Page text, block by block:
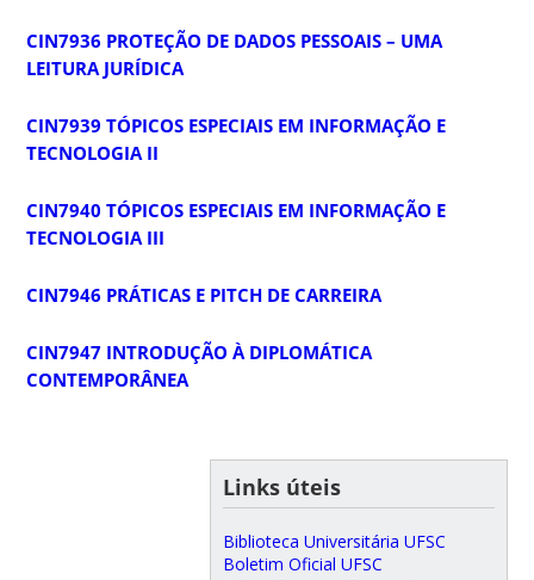
CIN7936 PROTEÇÃO DE DADOS PESSOAIS – UMA
LEITURA JURÍDICA
CIN7939 TÓPICOS ESPECIAIS EM INFORMAÇÃO E
TECNOLOGIA II
CIN7940 TÓPICOS ESPECIAIS EM INFORMAÇÃO E
TECNOLOGIA III
CIN7946 PRÁTICAS E PITCH DE CARREIRA
CIN7947 INTRODUÇÃO À DIPLOMÁTICA
CONTEMPORÂNEA
Links úteis
Biblioteca Universitária UFSC
Boletim Oficial UFSC